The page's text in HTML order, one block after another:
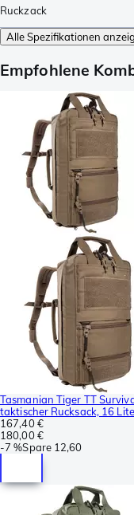
Ruckzack
Alle Spezifikationen
Empfohlene
Tasmanian Tiger TT
taktischer Rucksack, 16
167,40 €
180,00 €
-7 %Spare 12,60